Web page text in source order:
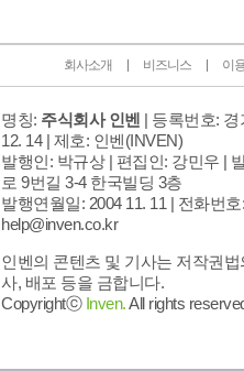
회사소개 비즈니스 이
명칭: 주식회사 인벤 | 등록번호:
12. 14 | 제호: 인벤(INVEN)
발행인: 박규상 | 편집인: 강민우 |
로 9번길 3-4 한국빌딩 3층
발행연월일: 2004 11. 11 | 전화번호
help@inven.co.kr
인벤의 콘텐츠 및 기사는 저작권
사, 배포 등을 금합니다.
Copyrightⓒ Inven.All rights